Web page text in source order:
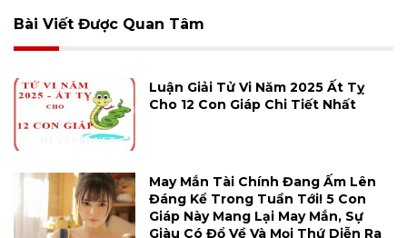
Bài Viết Được Quan Tâm
Luận Giải Tử Vi Năm 2025 Ất Tỵ
Cho 12 Con Giáp Chi Tiết Nhất
May Mắn Tài Chính Đang Ấm Lên
Đáng Kể Trong Tuần Tới! 5 Con
Giáp Này Mang Lại May Mắn, Sự
Giàu Có Đổ Về Và Mọi Thứ Diễn Ra